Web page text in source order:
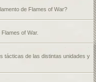
de Flames of War?
of War.
tácticas de las distintas unidades y